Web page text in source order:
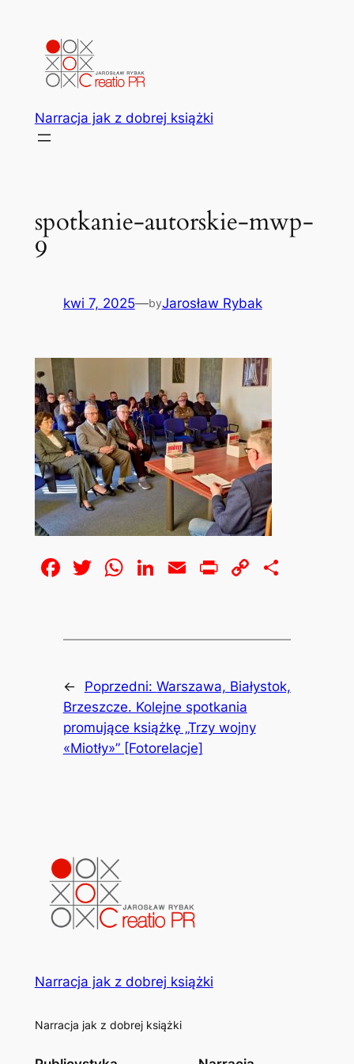
Narracja jak z dobrej książki
spotkanie-autorskie-mwp-
9
kwi 7, 2025—byJarosław Rybak
Facebook
Twitter
WhatsApp
LinkedIn
EmailPrintCopy
← Poprzedni: Warszawa, Białystok,
Brzeszcze. Kolejne spotkania
promujące książkę „Trzy wojny
«Miotły»” [Fotorelacje]
Narracja jak z dobrej książki
Narracja jak z dobrej książki